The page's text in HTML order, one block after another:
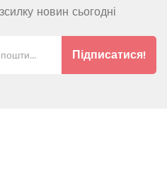
новин сьогодні
Підписатися!